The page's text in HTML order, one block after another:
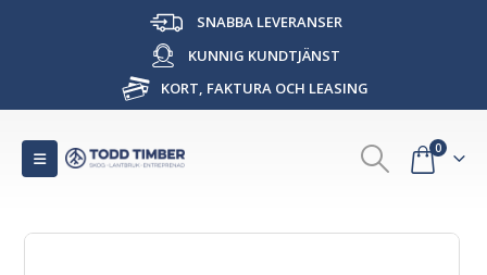
SNABBA LEVERANSER
KUNNIG KUNDTJÄNST
KORT, FAKTURA OCH LEASING
0